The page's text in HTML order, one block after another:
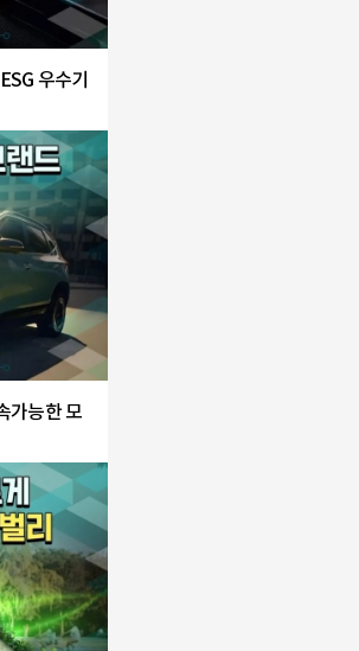
우수기
가능한 모